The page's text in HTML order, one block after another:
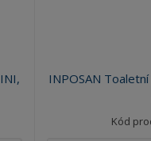
INPOSAN
Kód